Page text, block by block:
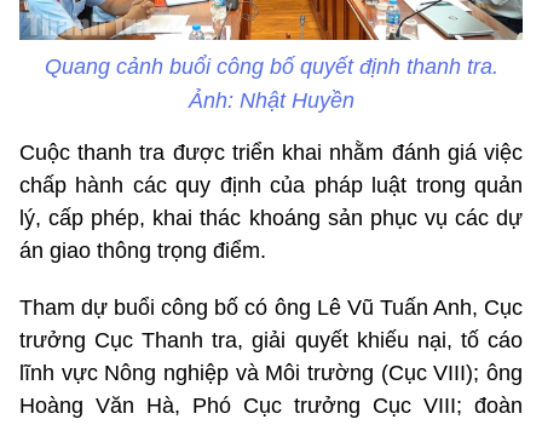
Quang cảnh buổi công bố quyết định thanh tra.
Ảnh: Nhật Huyền
Cuộc thanh tra được triển khai nhằm đánh giá việc
chấp hành các quy định của pháp luật trong quản
lý, cấp phép, khai thác khoáng sản phục vụ các dự
án giao thông trọng điểm.
Tham dự buổi công bố có ông Lê Vũ Tuấn Anh, Cục
trưởng Cục Thanh tra, giải quyết khiếu nại, tố cáo
lĩnh vực Nông nghiệp và Môi trường (Cục VIII); ông
Hoàng Văn Hà, Phó Cục trưởng Cục VIII; đoàn